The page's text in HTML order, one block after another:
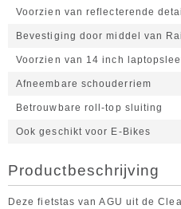
Voorzien van reflecterende
Bevestiging door middel van
Voorzien van 14 inch
Afneembare schouderriem
Betrouwbare roll-top sluiting
Ook geschikt voor E-Bikes
Productbeschrijving
Deze fietstas van AGU uit de